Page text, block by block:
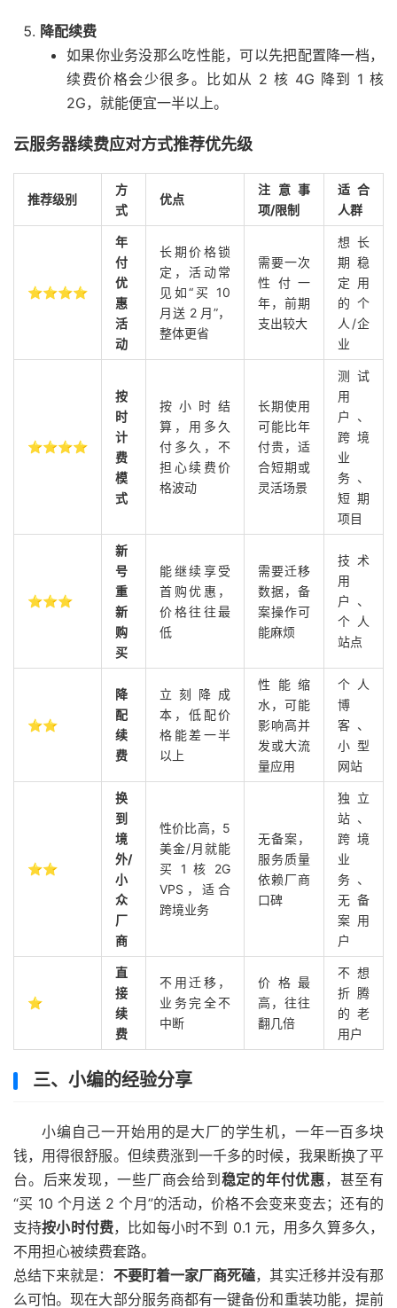
降配续费
如果你业务没那么吃性能，可以先把配置降一档，
续费价格会少很多。比如从 2 核 4G 降到 1 核
2G，就能便宜一半以上。
云服务器续费应对方式推荐优先级
推荐级别
方
式
优点
注意事
项/限制
适合
人群
⭐⭐⭐⭐
年
付
优
惠
活
动
长期价格锁
定，活动常
见如“买 10
月送 2 月”，
整体更省
需要一次
性付一
年，前期
支出较大
想长
期稳
定用
的个
人/企
业
⭐⭐⭐⭐
按
时
计
费
模
式
按小时结
算，用多久
付多久，不
担心续费价
格波动
长期使用
可能比年
付贵，适
合短期或
灵活场景
测试
用
户、
跨境
业
务、
短期
项目
⭐⭐⭐
新
号
重
新
购
买
能继续享受
首购优惠，
价格往往最
低
需要迁移
数据，备
案操作可
能麻烦
技术
用
户、
个人
站点
⭐⭐
降
配
续
费
立刻降成
本，低配价
格能差一半
以上
性能缩
水，可能
影响高并
发或大流
量应用
个人
博
客、
小型
网站
⭐⭐
换
到
境
外/
小
众
厂
商
性价比高，5
美金/月就能
买 1 核 2G
VPS，适合
跨境业务
无备案，
服务质量
依赖厂商
口碑
独立
站、
跨境
业
务、
无备
案用
户
⭐
直
接
续
费
不用迁移，
业务完全不
中断
价格最
高，往往
翻几倍
不想
折腾
的老
用户
三、小编的经验分享
小编自己一开始用的是大厂的学生机，一年一百多块
钱，用得很舒服。但续费涨到一千多的时候，我果断换了平
台。后来发现，一些厂商会给到 稳定的年付优惠，甚至有
“买 10 个月送 2 个月”的活动，价格不会变来变去；还有的
支持按小时付费，比如每小时不到 0.1 元，用多久算多久，
不用担心被续费套路。
总结下来就是： 不要盯着一家厂商死磕，其实迁移并没有那
么可怕。现在大部分服务商都有一键备份和重装功能，提前